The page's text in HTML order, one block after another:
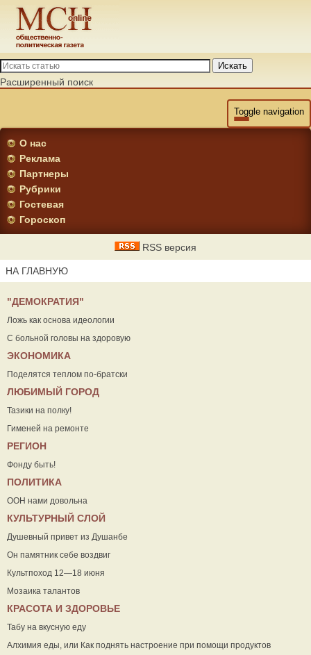
Искать
Расширенный поиск
Toggle navigation
О нас
Реклама
Партнеры
Рубрики
Гостевая
Гороскоп
RSS версия
НА ГЛАВНУЮ
"ДЕМОКРАТИЯ"
Ложь как основа идеологии
С больной головы на здоровую
ЭКОНОМИКА
Поделятся теплом по-братски
ЛЮБИМЫЙ ГОРОД
Тазики на полку!
Гименей на ремонте
РЕГИОН
Фонду быть!
ПОЛИТИКА
ООН нами довольна
КУЛЬТУРНЫЙ СЛОЙ
Душевный привет из Душанбе
Он памятник себе воздвиг
Культпоход 12—18 июня
Мозаика талантов
КРАСОТА И ЗДОРОВЬЕ
Табу на вкусную еду
Алхимия еды, или Как поднять настроение при помощи продуктов